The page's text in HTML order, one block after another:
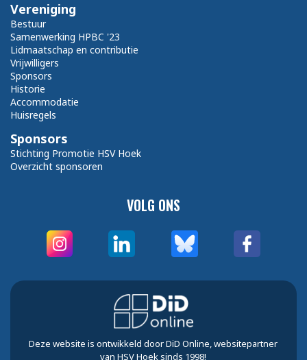
VOLG ONS
Vereniging
Bestuur
Samenwerking HPBC '23
Lidmaatschap en contributie
Vrijwilligers
Sponsors
Historie
Accommodatie
Huisregels
Sponsors
Stichting Promotie HSV Hoek
Overzicht sponsoren
Deze website is ontwikkeld door DiD Online, websitepartner
van HSV Hoek sinds 1998!